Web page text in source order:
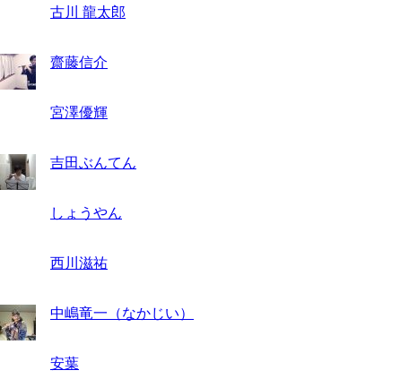
古川 龍太郎
齋藤信介
宮澤優輝
吉田ぶんてん
しょうやん
西川滋祐
中嶋竜一（なかじい）
安葉